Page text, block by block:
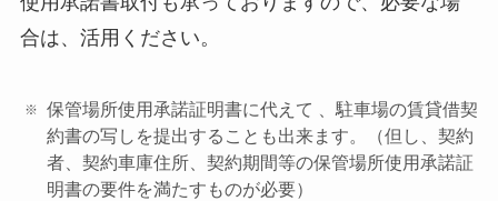
合は、活用ください。
保管場所使用承諾証明書に代えて 、駐車場の賃貸借契
約書の写しを提出することも出来ます。（但し、契約
者、契約車庫住所、契約期間等の保管場所使用承諾証
明書の要件を満たすものが必要）